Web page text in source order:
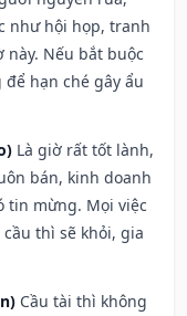
như hội họp, tranh
Nếu bắt buộc
hạn ché gây ẩu
Là giờ rất tốt lành,
bán, kinh doanh
tin mừng. Mọi việc
thì sẽ khỏi, gia
Cầu tài thì không